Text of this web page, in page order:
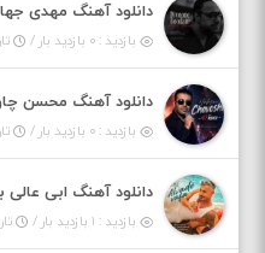
دانلود آهنگ مهدی
بازدید : ۰ بازدید بار /
دانلود آهنگ محسن
بازدید : ۰ بازدید بار /
دانلود آهنگ ابی عالی
بازدید : ۱ بازدید بار /